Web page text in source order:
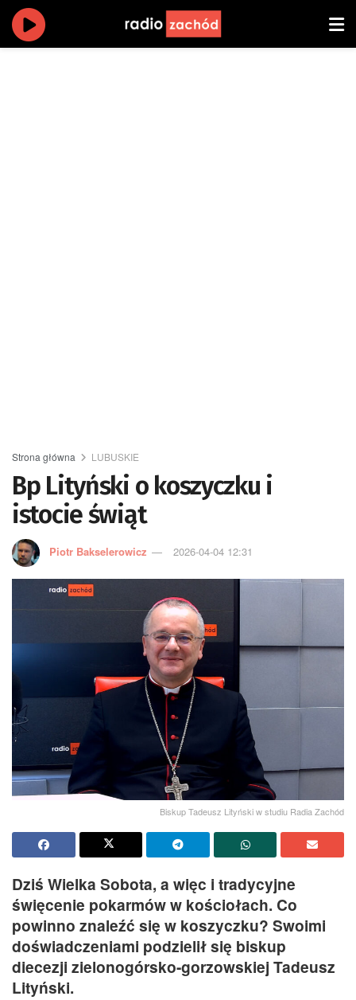
Strona główna LUBUSKIE
Bp Lityński o koszyczku i
istocie świąt
Piotr Bakselerowicz 2026-04-04 12:31
Biskup Tadeusz Lityński w studiu Radia Zachód
Dziś Wielka Sobota, a więc i tradycyjne
święcenie pokarmów w kościołach. Co
powinno znaleźć się w koszyczku? Swoimi
doświadczeniami podzielił się biskup
diecezji zielonogórsko-gorzowskiej Tadeusz
Lityński.